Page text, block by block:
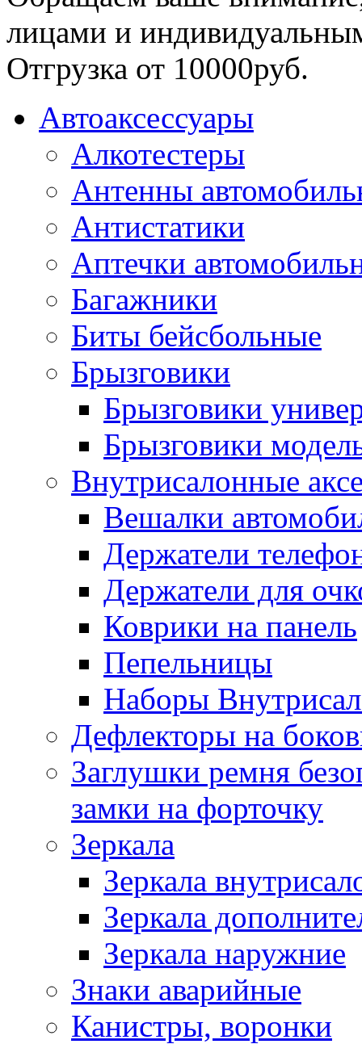
лицами и
Отгрузка от 10000руб.
Автоаксессуары
Алкотестеры
Антенны
Антистатики
Аптечки
Багажники
Биты бейсбольные
Брызговики
Брызговики
Брызговики
Внутрисалонные
Вешалки
Держатели
Держатели для
Коврики на панель
Пепельницы
Наборы
Дефлекторы на
Заглушки ремня
замки на форточку
Зеркала
Зеркала
Зеркала
Зеркала наружние
Знаки аварийные
Канистры, воронки